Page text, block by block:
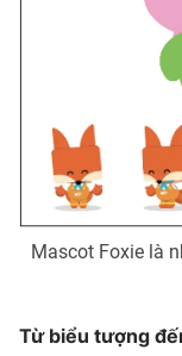
Mascot Foxie là
Từ biểu tượng